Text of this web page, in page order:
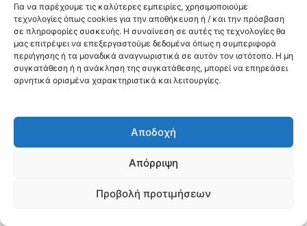
Για να παρέχουμε τις καλύτερες εμπειρίες, χρησιμοποιούμε
τεχνολογίες όπως cookies για την αποθήκευση ή / και την πρόσβαση
σε πληροφορίες συσκευής. Η συναίνεση σε αυτές τις τεχνολογίες θα
μας επιτρέψει να επεξεργαστούμε δεδομένα όπως η συμπεριφορά
περιήγησης ή τα μοναδικά αναγνωριστικά σε αυτόν τον ιστότοπο. Η μη
συγκατάθεση ή η ανάκληση της συγκατάθεσης, μπορεί να επηρεάσει
αρνητικά ορισμένα χαρακτηριστικά και λειτουργίες.
Αποδοχή
Απόρριψη
Προβολή προτιμήσεων